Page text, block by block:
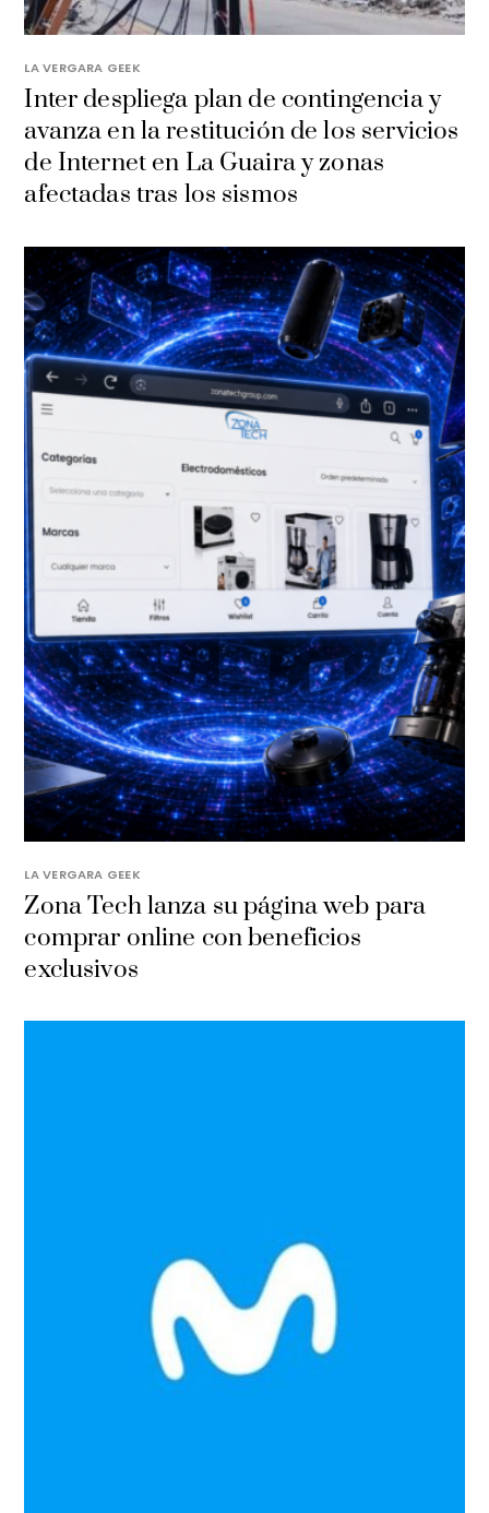
LA VERGARA GEEK
Inter despliega plan de contingencia y
avanza en la restitución de los servicios
de Internet en La Guaira y zonas
afectadas tras los sismos
LA VERGARA GEEK
​Zona Tech lanza su página web para
comprar online con beneficios
exclusivos